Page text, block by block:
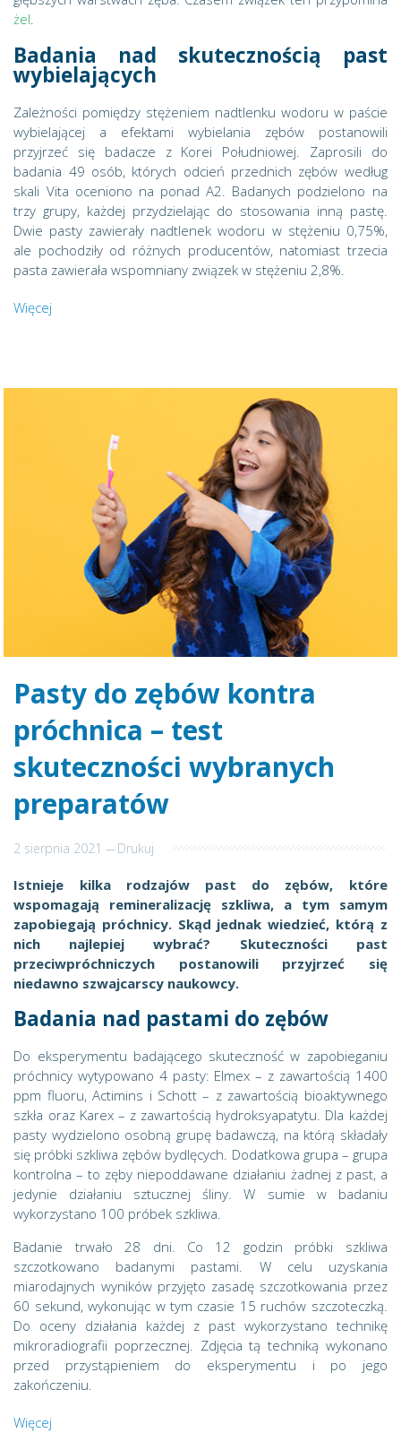
żel.
Badania nad skutecznością past
wybielających
Zależności pomiędzy stężeniem nadtlenku wodoru w paście
wybielającej a efektami wybielania zębów postanowili
przyjrzeć się badacze z Korei Południowej. Zaprosili do
badania 49 osób, których odcień przednich zębów według
skali Vita oceniono na ponad A2. Badanych podzielono na
trzy grupy, każdej przydzielając do stosowania inną pastę.
Dwie pasty zawierały nadtlenek wodoru w stężeniu 0,75%,
ale pochodziły od różnych producentów, natomiast trzecia
pasta zawierała wspomniany związek w stężeniu 2,8%.
Więcej
Pasty do zębów kontra
próchnica – test
skuteczności wybranych
preparatów
2 sierpnia 2021--- Drukuj
Istnieje kilka rodzajów past do zębów, które
wspomagają remineralizację szkliwa, a tym samym
zapobiegają próchnicy. Skąd jednak wiedzieć, którą z
nich najlepiej wybrać? Skuteczności past
przeciwpróchniczych postanowili przyjrzeć się
niedawno szwajcarscy naukowcy.
Badania nad pastami do zębów
Do eksperymentu badającego skuteczność w zapobieganiu
próchnicy wytypowano 4 pasty: Elmex – z zawartością 1400
ppm fluoru, Actimins i Schott – z zawartością bioaktywnego
szkła oraz Karex – z zawartością hydroksyapatytu. Dla każdej
pasty wydzielono osobną grupę badawczą, na którą składały
się próbki szkliwa zębów bydlęcych. Dodatkowa grupa – grupa
kontrolna – to zęby niepoddawane działaniu żadnej z past, a
jedynie działaniu sztucznej śliny. W sumie w badaniu
wykorzystano 100 próbek szkliwa.
Badanie trwało 28 dni. Co 12 godzin próbki szkliwa
szczotkowano badanymi pastami. W celu uzyskania
miarodajnych wyników przyjęto zasadę szczotkowania przez
60 sekund, wykonując w tym czasie 15 ruchów szczoteczką.
Do oceny działania każdej z past wykorzystano technikę
mikroradiografii poprzecznej. Zdjęcia tą techniką wykonano
przed przystąpieniem do eksperymentu i po jego
zakończeniu.
Więcej